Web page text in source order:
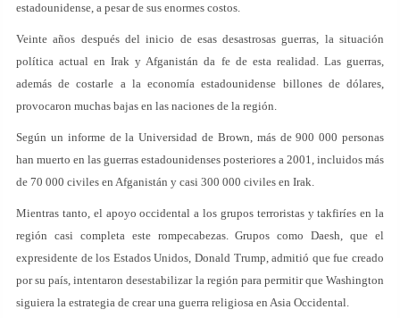
estadounidense, a pesar de sus enormes costos.
Veinte años después del inicio de esas desastrosas guerras, la situación
política actual en Irak y Afganistán da fe de esta realidad. Las guerras,
además de costarle a la economía estadounidense billones de dólares,
provocaron muchas bajas en las naciones de la región.
Según un informe de la Universidad de Brown, más de 900 000 personas
han muerto en las guerras estadounidenses posteriores a 2001, incluidos más
de 70 000 civiles en Afganistán y casi 300 000 civiles en Irak.
Mientras tanto, el apoyo occidental a los grupos terroristas y takfiríes en la
región casi completa este rompecabezas. Grupos como Daesh, que el
expresidente de los Estados Unidos, Donald Trump, admitió que fue creado
por su país, intentaron desestabilizar la región para permitir que Washington
siguiera la estrategia de crear una guerra religiosa en Asia Occidental.